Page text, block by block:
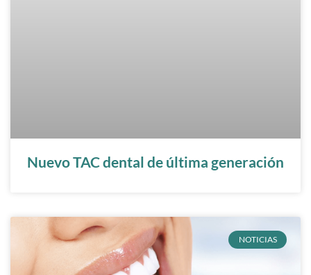
Nuevo TAC dental de última generación
NOTICIAS